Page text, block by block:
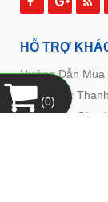
HỖ TRỢ
Hướng Dẫn Mua
Hình Thức
Hình Thức Giao
(0)